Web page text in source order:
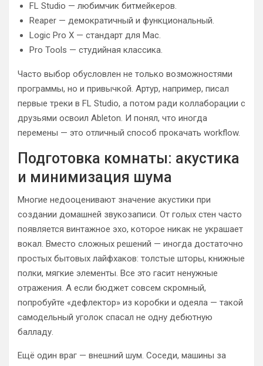
FL Studio — любимчик битмейкеров.
Reaper — демократичный и функциональный.
Logic Pro X — стандарт для Mac.
Pro Tools — студийная классика.
Часто выбор обусловлен не только возможностями
программы, но и привычкой. Артур, например, писал
первые треки в FL Studio, а потом ради коллаборации с
друзьями освоил Ableton. И понял, что иногда
перемены — это отличный способ прокачать workflow.
Подготовка комнаты: акустика
и минимизация шума
Многие недооценивают значение акустики при
создании домашней звукозаписи. От голых стен часто
появляется винтажное эхо, которое никак не украшает
вокал. Вместо сложных решений — иногда достаточно
простых бытовых лайфхаков: толстые шторы, книжные
полки, мягкие элементы. Все это гасит ненужные
отражения. А если бюджет совсем скромный,
попробуйте «дефлектор» из коробки и одеяла — такой
самодельный уголок спасал не одну дебютную
балладу.
Ещё один враг — внешний шум. Соседи, машины за